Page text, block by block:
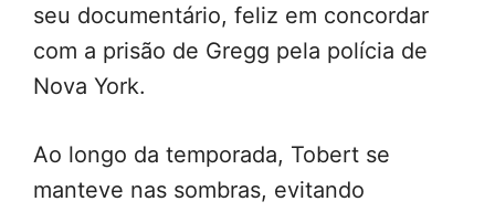
seu documentário, feliz em concordar
com a prisão de Gregg pela polícia de
Nova York.
Ao longo da temporada, Tobert se
manteve nas sombras, evitando